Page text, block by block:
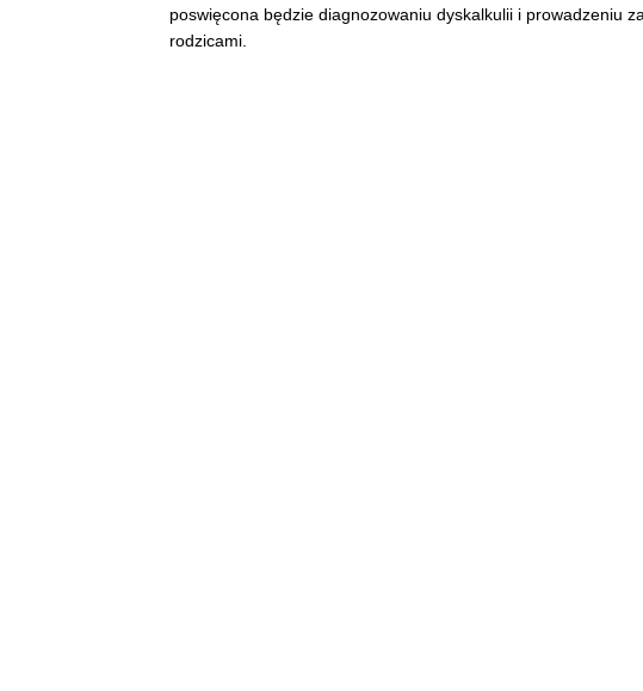
poswięcona będzie diagnozowaniu dyskalkulii i prowadzeniu
rodzicami.